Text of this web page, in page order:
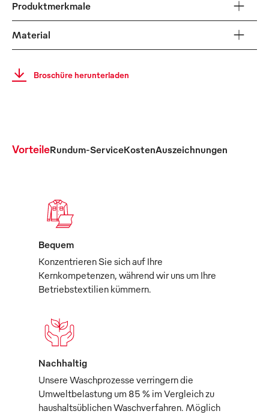
Produktmerkmale
Material
Broschüre herunterladen
VorteileRundum-ServiceKostenAuszeichnungen
Bequem
Konzentrieren Sie sich auf Ihre
Kernkompetenzen, während wir uns um Ihre
Betriebstextilien kümmern.
Nachhaltig
Unsere Waschprozesse verringern die
Umweltbelastung um 85 % im Vergleich zu
haushaltsüblichen Waschverfahren. Möglich